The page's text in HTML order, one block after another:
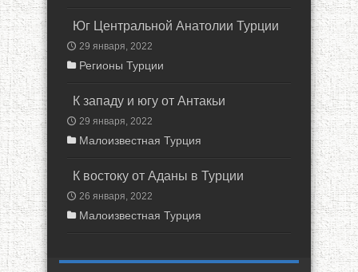
Юг Центральной Анатолии Турции
29 января, 2022
Регионы Турции
К западу и югу от Антакьи
29 января, 2022
Малоизвестная Турция
К востоку от Аданы в Турции
26 января, 2022
Малоизвестная Турция